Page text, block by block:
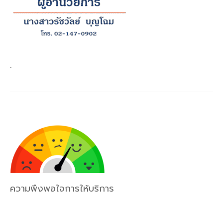
.
ความพึงพอใจการให้บริการ